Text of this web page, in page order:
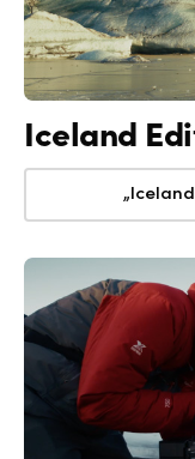
Iceland